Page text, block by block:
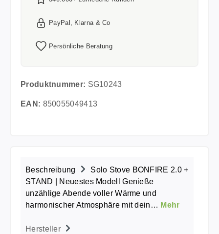
PayPal, Klarna & Co
Persönliche Beratung
Produktnummer: SG10243
EAN: 850055049413
Beschreibung
Solo Stove BONFIRE 2.0 +
STAND | Neuestes Modell Genieße
unzählige Abende voller Wärme und
harmonischer Atmosphäre mit dein… Mehr
Hersteller